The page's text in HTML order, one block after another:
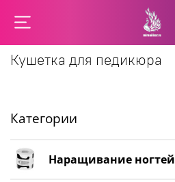
Кушетка для педикюра
Категории
Наращивание ногтей